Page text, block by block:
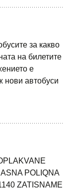
за какво
на билетите
е
нови автобуси
POLIQNA
ZATISNAME